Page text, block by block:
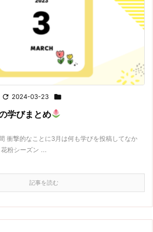
 2024-03-23 
学びまとめ
衝撃的なことに3月は何も学びを投稿してなか
粉シーズン ...
記事を読む